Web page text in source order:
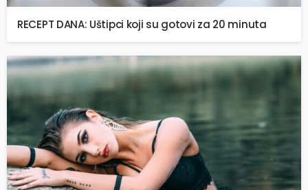
RECEPT DANA: Uštipci koji su gotovi za 20 minuta